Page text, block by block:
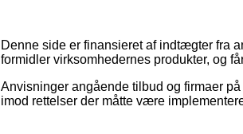
Denne side er finansieret af indtægter fra
formidler virksomhedernes produkter, og
Anvisninger angående tilbud og firmaer
imod rettelser der måtte være